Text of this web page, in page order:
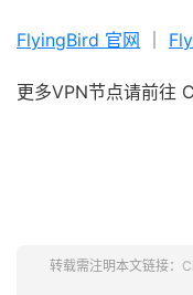
FlyingBird 官网
更多VPN节点请前往
转载需注明本文链接：